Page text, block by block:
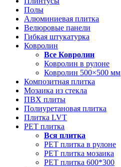
Полы
Алюминиевая плитка
Велюровые панели
Гибкая штукатурка
Ковролин
Все Ковролин
Ковролин в рулоне
Ковролин 500×500 мм
Композитная плитка
Мозаика из стекла
ПВХ плиты
Полиуретановая плитка
Плитка LVT
РЕТ плитка
Вся плитка
РЕТ плитка в рулоне
РЕТ плитка мозаика
РЕТ плитка 600*300